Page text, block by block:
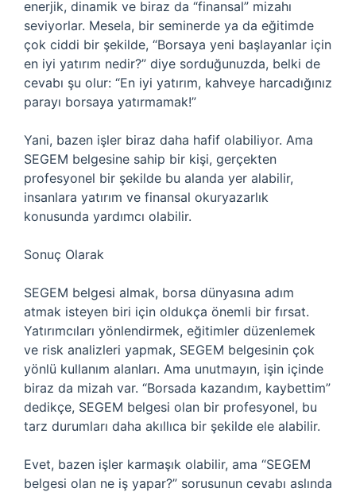
enerjik, dinamik ve biraz da “finansal” mizahı
seviyorlar. Mesela, bir seminerde ya da eğitimde
çok ciddi bir şekilde, “Borsaya yeni başlayanlar için
en iyi yatırım nedir?” diye sorduğunuzda, belki de
cevabı şu olur: “En iyi yatırım, kahveye harcadığınız
parayı borsaya yatırmamak!”
Yani, bazen işler biraz daha hafif olabiliyor. Ama
SEGEM belgesine sahip bir kişi, gerçekten
profesyonel bir şekilde bu alanda yer alabilir,
insanlara yatırım ve finansal okuryazarlık
konusunda yardımcı olabilir.
Sonuç Olarak
SEGEM belgesi almak, borsa dünyasına adım
atmak isteyen biri için oldukça önemli bir fırsat.
Yatırımcıları yönlendirmek, eğitimler düzenlemek
ve risk analizleri yapmak, SEGEM belgesinin çok
yönlü kullanım alanları. Ama unutmayın, işin içinde
biraz da mizah var. “Borsada kazandım, kaybettim”
dedikçe, SEGEM belgesi olan bir profesyonel, bu
tarz durumları daha akıllıca bir şekilde ele alabilir.
Evet, bazen işler karmaşık olabilir, ama “SEGEM
belgesi olan ne iş yapar?” sorusunun cevabı aslında